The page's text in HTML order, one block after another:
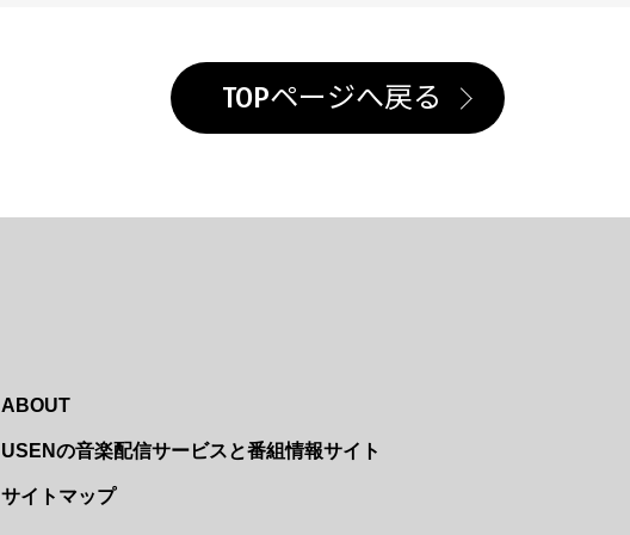
TOPページへ戻る
ABOUT
USENの音楽配信サービスと番組情報サイト
サイトマップ